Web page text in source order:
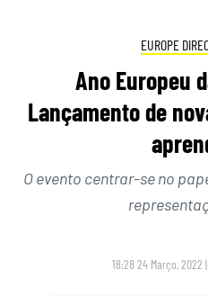
EUROPE
Ano Europeu
Lançamento de
O evento centrar-se no
18:28 24 Março, 2022 |